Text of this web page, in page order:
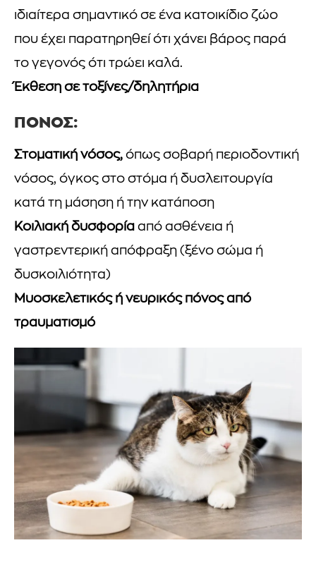
ιδιαίτερα σημαντικό σε ένα κατοικίδιο ζώο
που έχει παρατηρηθεί ότι χάνει βάρος παρά
το γεγονός ότι τρώει καλά.
Έκθεση σε τοξίνες/δηλητήρια
ΠΟΝΟΣ:
Στοματική νόσος, όπως σοβαρή περιοδοντική
νόσος, όγκος στο στόμα ή δυσλειτουργία
κατά τη μάσηση ή την κατάποση
Κοιλιακή δυσφορία από ασθένεια ή
γαστρεντερική απόφραξη (ξένο σώμα ή
δυσκοιλιότητα)
Μυοσκελετικός ή νευρικός πόνος από
τραυματισμό